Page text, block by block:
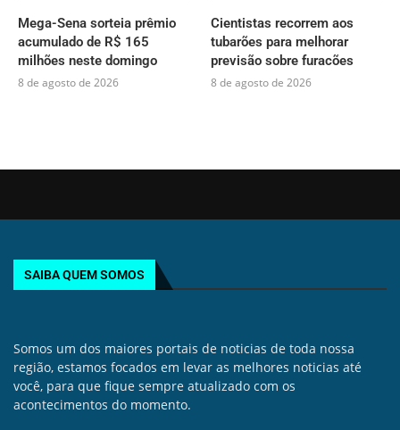
Mega-Sena sorteia prêmio
acumulado de R$ 165
milhões neste domingo
8 de agosto de 2026
Cientistas recorrem aos
tubarões para melhorar
previsão sobre furacões
8 de agosto de 2026
SAIBA QUEM SOMOS
Somos um dos maiores portais de noticias de toda nossa
região, estamos focados em levar as melhores noticias até
você, para que fique sempre atualizado com os
acontecimentos do momento.